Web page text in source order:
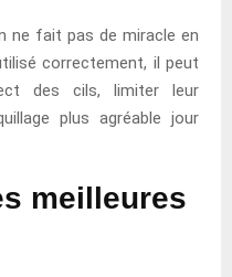
ne fait pas de miracle en
correctement, il peut
des cils, limiter leur
plus agréable jour
meilleures